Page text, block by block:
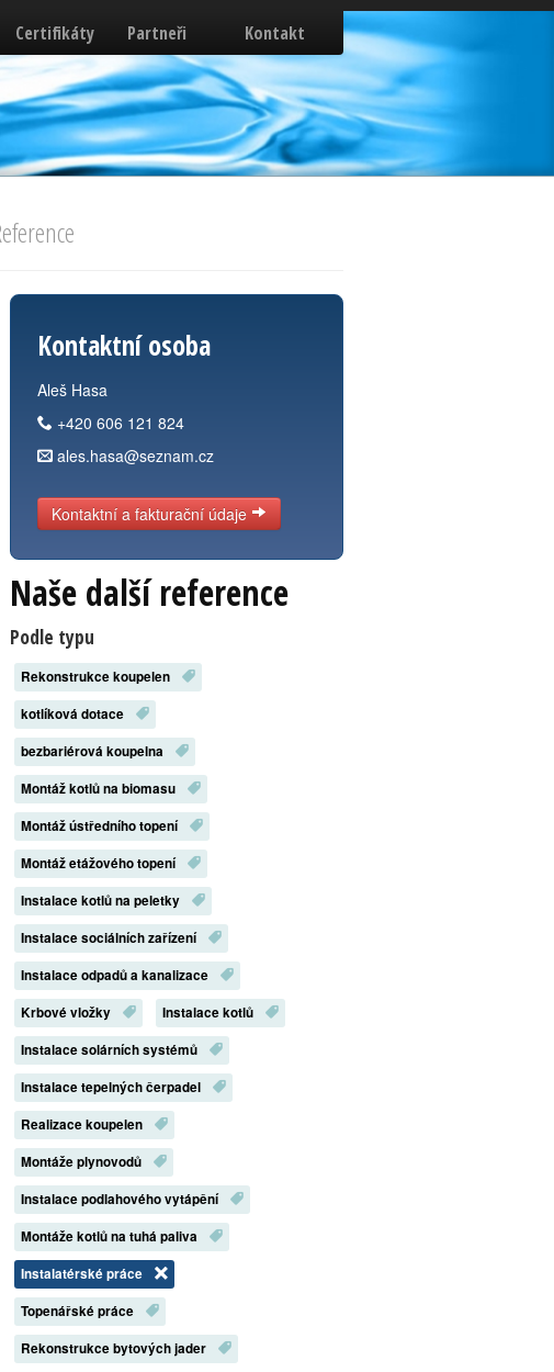
Certifikáty Partneři Kontakt
Kontaktní osoba
Aleš Hasa
+420 606 121 824
ales.hasa@seznam.cz
Kontaktní a fakturační údaje
Naše další reference
Podle typu
Rekonstrukce koupelen
kotlíková dotace
bezbariérová koupelna
Montáž kotlů na biomasu
Montáž ústředního topení
Montáž etážového topení
Instalace kotlů na peletky
Instalace sociálních zařízení
Instalace odpadů a kanalizace
Krbové vložky
Instalace kotlů
Instalace solárních systémů
Instalace tepelných čerpadel
Realizace koupelen
Montáže plynovodů
Instalace podlahového vytápění
Montáže kotlů na tuhá paliva
Instalatérské práce
Topenářské práce
Rekonstrukce bytových jader